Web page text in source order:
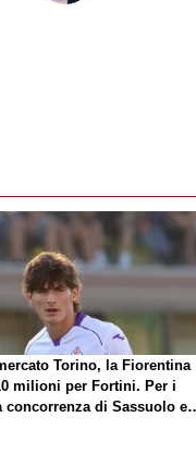
Torino, la Fiorentina
milioni per Fortini. Per i
concorrenza di Sassuolo e